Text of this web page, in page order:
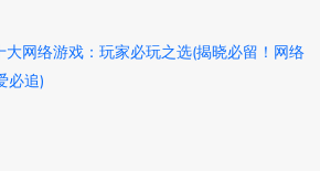
网络游戏：玩家必玩之选(揭晓必留！网络
必追)